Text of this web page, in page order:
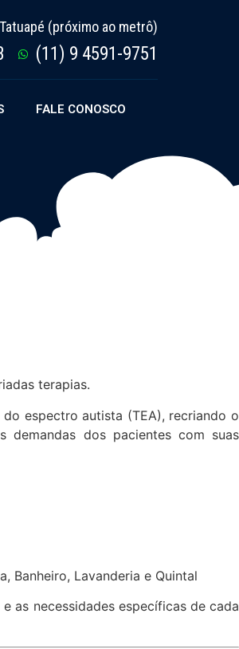
(próximo ao metrô)
(11) 9 4591-9751
FALE CONOSCO
terapias.
espectro autista (TEA), recriando o
demandas dos pacientes com suas
Banheiro, Lavanderia e Quintal
as necessidades específicas de cada